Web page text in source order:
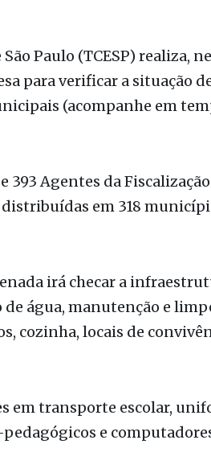
de fiscalização
e Entidades Paulistas
para verificar a situação de
(acompanhe em
393 Agentes da Fiscalização
em 318
água, manutenção e
cozinha, locais de